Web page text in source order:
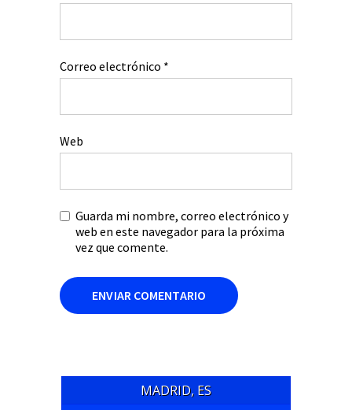
Correo electrónico *
Web
Guarda mi nombre, correo electrónico y
web en este navegador para la próxima
vez que comente.
MADRID, ES